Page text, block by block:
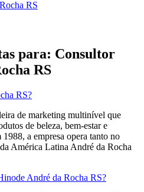
para: Consultor
RS
RS?
de marketing multinível que
de beleza, bem-estar e
a empresa opera tanto no
América Latina​ André da Rocha
André da Rocha RS?